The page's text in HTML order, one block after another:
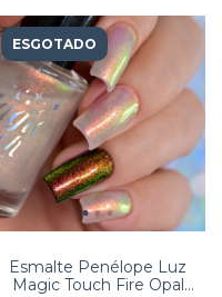
ESGOTADO
Esmalte Penélope Luz
Magic Touch Fire Opal